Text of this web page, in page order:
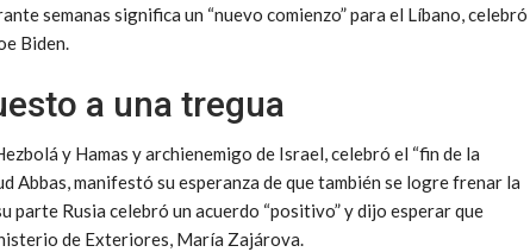
semanas significa un “nuevo comienzo” para el Líbano, celebró
Biden.
a una tregua
y Hamas y archienemigo de Israel, celebró el “fin de la
Abbas, manifestó su esperanza de que también se logre frenar la
parte Rusia celebró un acuerdo “positivo” y dijo esperar que
de Exteriores, María Zajárova.